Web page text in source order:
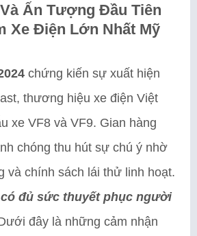
Ấn Tượng Đầu Tiên
Xe Điện Lớn Nhất Mỹ
chứng kiến sự xuất hiện
thương hiệu xe điện Việt
xe VF8 và VF9. Gian hàng
chóng thu hút sự chú ý nhờ
và chính sách lái thử linh hoạt.
có đủ sức thuyết phục người
đây là những cảm nhận